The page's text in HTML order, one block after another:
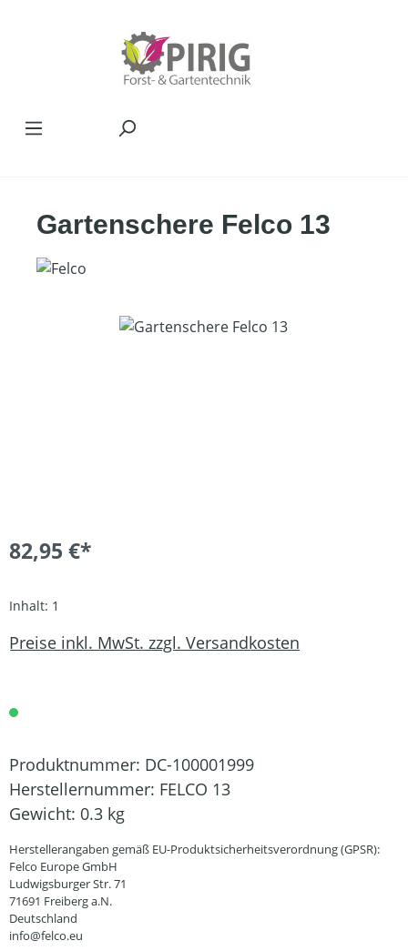
Gartenschere Felco 13
Bildergalerie überspringen
82,95 €*
Inhalt: 1
Preise inkl. MwSt. zzgl. Versandkosten
Produktnummer: DC-100001999
Herstellernummer: FELCO 13
Gewicht: 0.3 kg
Herstellerangaben gemäß EU-Produktsicherheitsverordnung (GPSR):
Felco Europe GmbH
Ludwigsburger Str. 71
71691 Freiberg a.N.
Deutschland
info@felco.eu